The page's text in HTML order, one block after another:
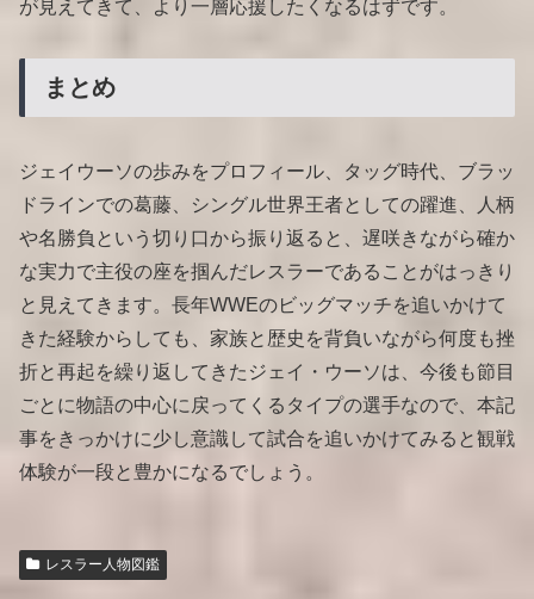
が見えてきて、より一層応援したくなるはずです。
まとめ
ジェイウーソの歩みをプロフィール、タッグ時代、ブラッ
ドラインでの葛藤、シングル世界王者としての躍進、人柄
や名勝負という切り口から振り返ると、遅咲きながら確か
な実力で主役の座を掴んだレスラーであることがはっきり
と見えてきます。長年WWEのビッグマッチを追いかけて
きた経験からしても、家族と歴史を背負いながら何度も挫
折と再起を繰り返してきたジェイ・ウーソは、今後も節目
ごとに物語の中心に戻ってくるタイプの選手なので、本記
事をきっかけに少し意識して試合を追いかけてみると観戦
体験が一段と豊かになるでしょう。
レスラー人物図鑑